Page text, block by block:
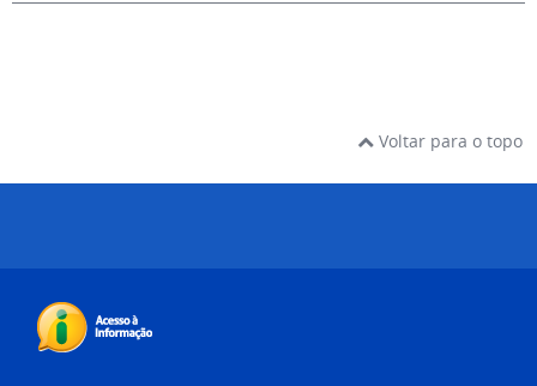
Voltar para o topo